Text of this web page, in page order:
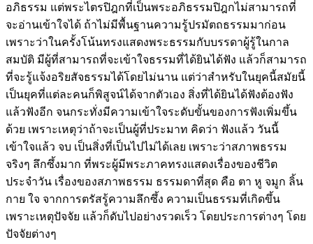
อภิธรรม แต่พระไตรปิฎกที่เป็นพระอภิธรรมปิฎกไม่สามารถที่
จะอ่านเข้าใจได้ ถ้าไม่มีพื้นฐานความรู้ปรมัตถธรรมมาก่อน
เพราะว่าในครั้งโน้นทรงแสดงพระธรรมกับบรรดาผู้รู้ในกาล
สมบัติ มีผู้ที่สามารถที่จะเข้าใจธรรมที่ได้ยินได้ฟัง แล้วก็สามารถ
ที่จะรู้แจ้งอริยสัจธรรมได้โดยไม่นาน แต่ว่าสำหรับในยุคนี้สมัยนี้
เป็นยุคที่แต่ละคนก็พิสูจน์ได้จากตัวเอง สิ่งที่ได้ยินได้ฟังต้องฟัง
แล้วฟังอีก จนกระทั่งมีความเข้าใจระดับขั้นของการฟังเพิ่มขึ้น
ด้วย เพราะเหตุว่าถ้าจะเป็นผู้ที่ประมาท คิดว่า ฟังแล้ว วันนี้
เข้าใจแล้ว จบ เป็นสิ่งที่เป็นไปไม่ได้เลย เพราะว่าสภาพธรรม
จริงๆ ลึกซึ้งมาก ที่พระผู้มีพระภาคทรงแสดงเรื่องของชีวิต
ประจำวัน เรื่องของสภาพธรรม ธรรมดาที่สุด คือ ตา หู จมูก ลิ้น
กาย ใจ จากการตรัสรู้ความลึกซึ้ง ความเป็นธรรมที่เกิดขึ้น
เพราะเหตุปัจจัย แล้วก็ดับไปอย่างรวดเร็ว โดยประการต่างๆ โดย
ปัจจัยต่างๆ